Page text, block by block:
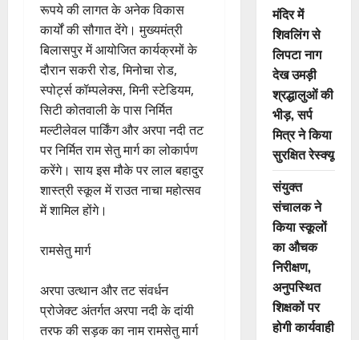
रूपये की लागत के अनेक विकास
कार्यों की सौगात देंगे। मुख्यमंत्री
बिलासपुर में आयोजित कार्यक्रमों के
दौरान सकरी रोड, मिनोचा रोड,
स्पोर्ट्स कॉम्पलेक्स, मिनी स्टेडियम,
सिटी कोतवाली के पास निर्मित
मल्टीलेवल पार्किंग और अरपा नदी तट
पर निर्मित राम सेतु मार्ग का लोकार्पण
करेंगे। साय इस मौके पर लाल बहादुर
शास्त्री स्कूल में राउत नाचा महोत्सव
में शामिल होंगे।
रामसेतु मार्ग
अरपा उत्थान और तट संवर्धन
प्रोजेक्ट अंतर्गत अरपा नदी के दांयी
तरफ की सड़क का नाम रामसेतु मार्ग
मंदिर में
शिवलिंग से
लिपटा नाग
देख उमड़ी
श्रद्धालुओं की
भीड़, सर्प
मित्र ने किया
सुरक्षित रेस्क्यू
संयुक्त
संचालक ने
किया स्कूलों
का औचक
निरीक्षण,
अनुपस्थित
शिक्षकों पर
होगी कार्यवाही